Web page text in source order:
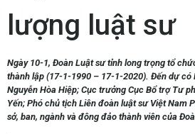
lượng luật sư
Ngày 10-1, Đoàn Luật sư tỉnh long trọng tổ
thành lập (17-1-1990 – 17-1-2020). Đến dự có
Nguyễn Hòa Hiệp; Cục trưởng Cục Bổ trợ Tư
Yến; Phó chủ tịch Liên đoàn luật sư Việt Nam
sở, ban, ngành và đông đảo thành viên của